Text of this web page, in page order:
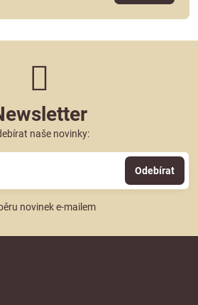
naše novinky:
Odebírat
novinek e-mailem